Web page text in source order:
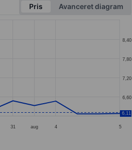
Pris
Avanceret diagram
31 aug 4 5
6,60
7,20
7,80
8,40
6,11